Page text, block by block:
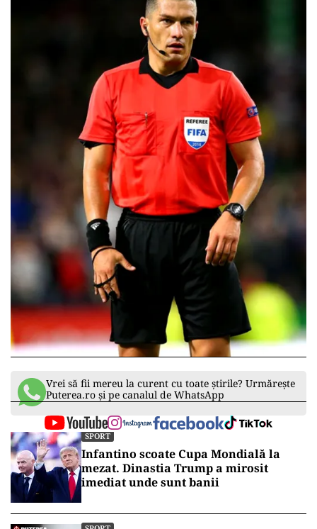
Vrei să fii mereu la curent cu toate știrile? Urmărește
Puterea.ro și pe canalul de WhatsApp
SPORT
Infantino scoate Cupa Mondială la
mezat. Dinastia Trump a mirosit
imediat unde sunt banii